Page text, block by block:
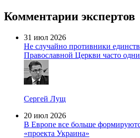
Комментарии экспертов
31 июл 2026
Не случайно противники
Православной Церкви часто
Сергей Лущ
20 июл 2026
В Европе все больше
«проекта Украина»